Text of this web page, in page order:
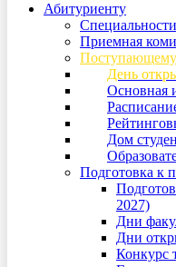
Абитуриенту
Приемная
Поступающему
День
Основная
Дом
Подготовка к
2027)
Дни
Дни
Конкурс